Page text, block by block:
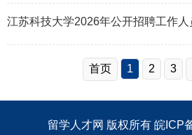
江苏科技大学2026年公开招聘工作人
首页 1 2 3
留学人才网 版权所有 皖ICP